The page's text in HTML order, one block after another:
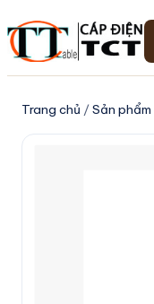
Trang chủ /Sản phẩm